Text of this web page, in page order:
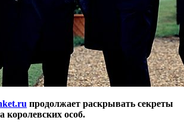
продолжает раскрывать секреты
королевских особ.